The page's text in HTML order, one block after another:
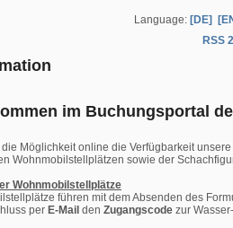
Language: [DE]
RSS
im Buchungsportal
Möglichkeit online die Verfügbarkeit
Wohnmobilstellplätzen sowie der
Wohnmobilstellplätze
führen mit dem Absenden des
per E-Mail den Zugangscode zur